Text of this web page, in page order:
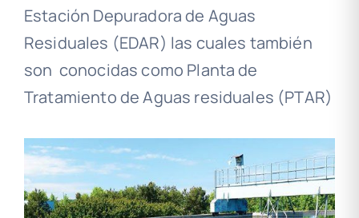
Estación Depuradora de Aguas
Residuales (EDAR) las cuales también
son conocidas como Planta de
Tratamiento de Aguas residuales (PTAR)